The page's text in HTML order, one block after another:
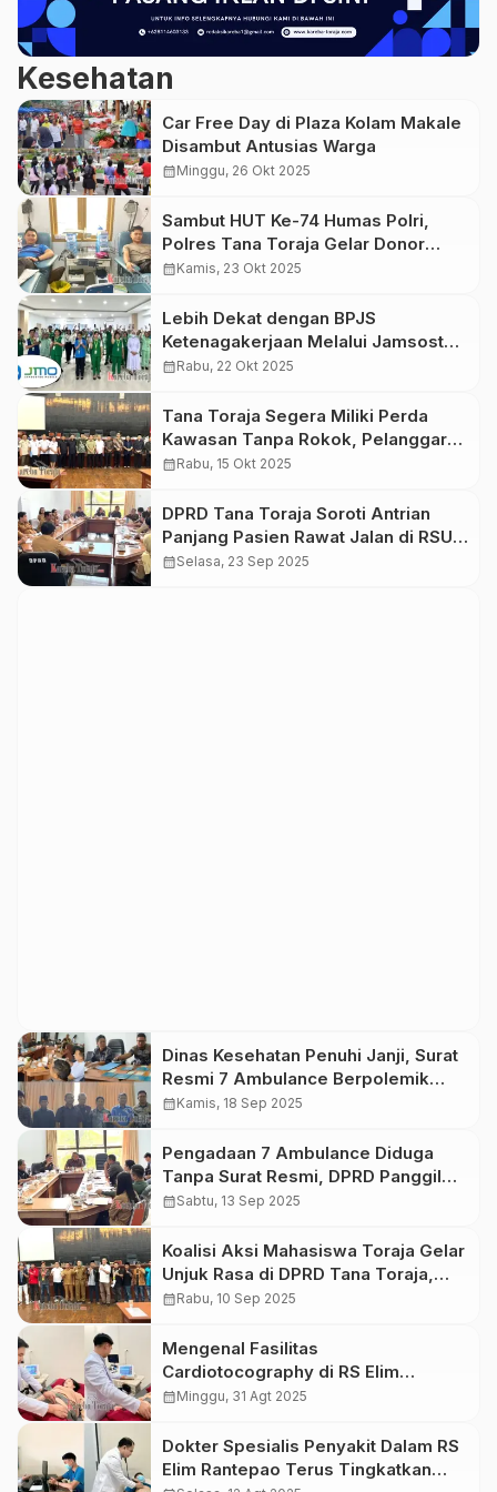
Kesehatan
Car Free Day di Plaza Kolam Makale
Disambut Antusias Warga
calendar_monthMinggu, 26 Okt 2025
Sambut HUT Ke-74 Humas Polri,
Polres Tana Toraja Gelar Donor
Darah
calendar_monthKamis, 23 Okt 2025
Lebih Dekat dengan BPJS
Ketenagakerjaan Melalui Jamsostek
Mobile (JMO)
calendar_monthRabu, 22 Okt 2025
Tana Toraja Segera Miliki Perda
Kawasan Tanpa Rokok, Pelanggar
Bisa Didenda Hingga 50 juta
calendar_monthRabu, 15 Okt 2025
DPRD Tana Toraja Soroti Antrian
Panjang Pasien Rawat Jalan di RSUD
Lakipadada
calendar_monthSelasa, 23 Sep 2025
Dinas Kesehatan Penuhi Janji, Surat
Resmi 7 Ambulance Berpolemik
Dihadirkan Dalam RDP DPRD Tana
calendar_monthKamis, 18 Sep 2025
Pengadaan 7 Ambulance Diduga
Tanpa Surat Resmi, DPRD Panggil
Dinkes Tana Toraja
calendar_monthSabtu, 13 Sep 2025
Koalisi Aksi Mahasiswa Toraja Gelar
Unjuk Rasa di DPRD Tana Toraja,
Sampaikan 7 Poin Tuntutan
calendar_monthRabu, 10 Sep 2025
Mengenal Fasilitas
Cardiotocography di RS Elim
Rantepao, Alat Canggih Untuk
calendar_monthMinggu, 31 Agt 2025
Dokter Spesialis Penyakit Dalam RS
Elim Rantepao Terus Tingkatkan